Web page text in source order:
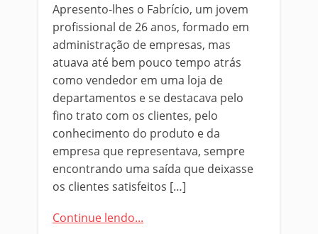
Apresento-lhes o Fabrício, um jovem
profissional de 26 anos, formado em
administração de empresas, mas
atuava até bem pouco tempo atrás
como vendedor em uma loja de
departamentos e se destacava pelo
fino trato com os clientes, pelo
conhecimento do produto e da
empresa que representava, sempre
encontrando uma saída que deixasse
os clientes satisfeitos […]
Continue lendo...